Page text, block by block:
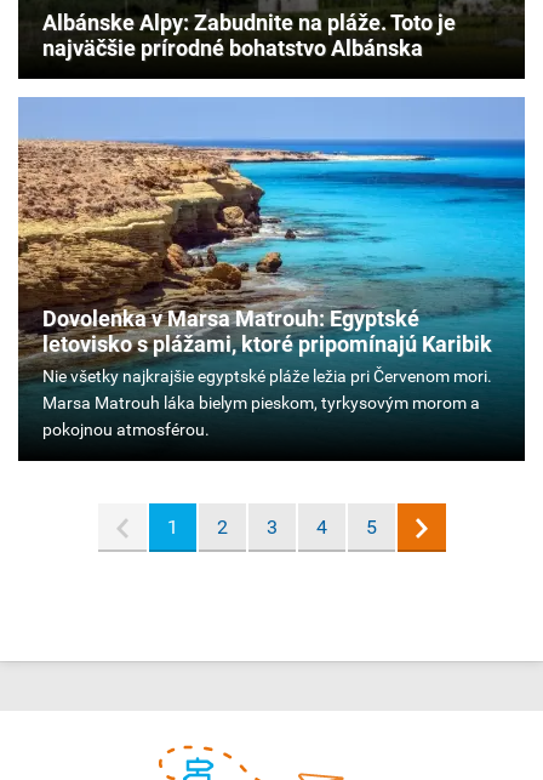
Albánske Alpy: Zabudnite na pláže. Toto je
najväčšie prírodné bohatstvo Albánska
Dovolenka v Marsa Matrouh: Egyptské
letovisko s plážami, ktoré pripomínajú Karibik
Nie
všetky
najkrajšie
láka
1 2 3 4 5